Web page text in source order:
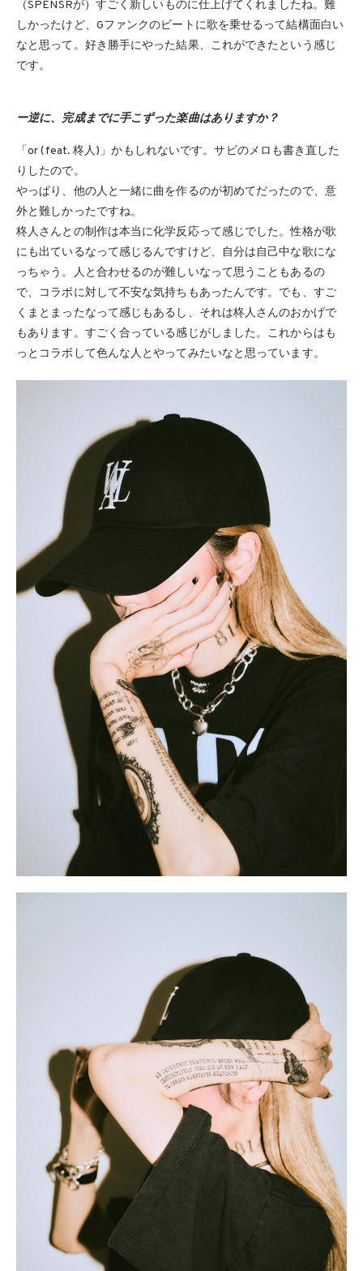
（SPENSRが）すごく新しいものに仕上げてくれましたね。難
しかったけど、Gファンクのビートに歌を乗せるって結構面白い
なと思って。好き勝手にやった結果、これができたという感じ
です。
ー逆に、完成までに手こずった楽曲はありますか？
「or (feat. 柊人)」かもしれないです。サビのメロも書き直した
りしたので。
やっぱり、他の人と一緒に曲を作るのが初めてだったので、意
外と難しかったですね。
柊人さんとの制作は本当に化学反応って感じでした。性格が歌
にも出ているなって感じるんですけど、自分は自己中な歌にな
っちゃう。人と合わせるのが難しいなって思うこともあるの
で、コラボに対して不安な気持ちもあったんです。でも、すご
くまとまったなって感じもあるし、それは柊人さんのおかげで
もあります。すごく合っている感じがしました。これからはも
っとコラボして色んな人とやってみたいなと思っています。